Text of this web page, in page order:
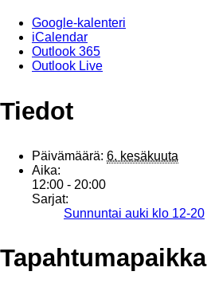
Google-kalenteri
iCalendar
Outlook 365
Outlook Live
Tiedot
Päivämäärä: 6. kesäkuuta
Aika:
12:00 - 20:00
Sarjat:
Sunnuntai auki klo 12-20
Tapahtumapaikka